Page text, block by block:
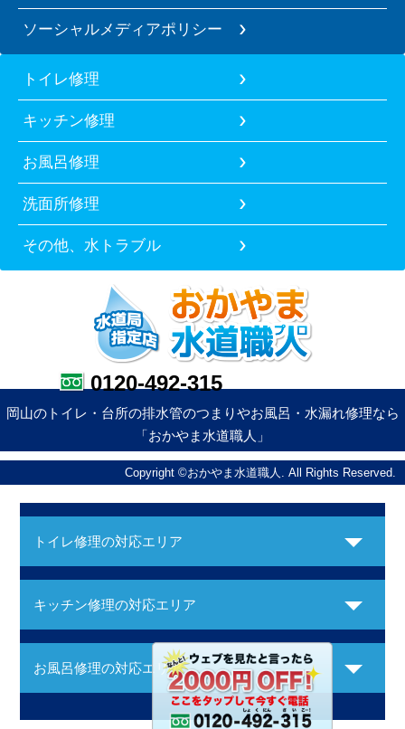
ソーシャルメディアポリシー
トイレ修理
キッチン修理
お風呂修理
洗面所修理
その他、水トラブル
0120-492-315
岡山のトイレ・台所の排水管のつまりやお風呂・水漏れ修理なら
「おかやま水道職人」
Copyright ©おかやま水道職人. All Rights Reserved.
トイレ修理の対応エリア
キッチン修理の対応エリア
お風呂修理の対応エリア